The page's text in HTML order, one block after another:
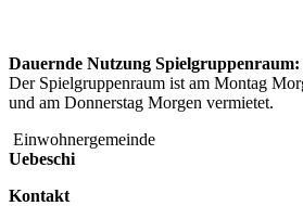
Dauernde Nutzung Spielgruppenraum:
Der Spielgruppenraum ist am Montag
und am Donnerstag Morgen vermietet.
Einwohnergemeinde
Uebeschi
Kontakt